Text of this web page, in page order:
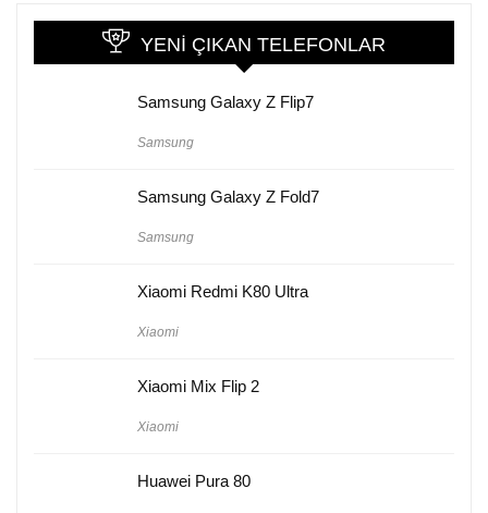
YENI ÇIKAN TELEFONLAR
Samsung Galaxy Z Flip7
Samsung
Samsung Galaxy Z Fold7
Samsung
Xiaomi Redmi K80 Ultra
Xiaomi
Xiaomi Mix Flip 2
Xiaomi
Huawei Pura 80